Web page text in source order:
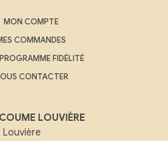
MON COMPTE
COMMANDES
FIDÉLITÉ
CONTACTER
LOUVIÈRE